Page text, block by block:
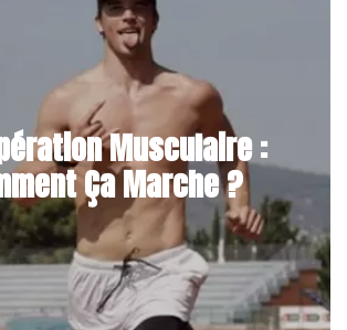
Musculaire :
Ça Marche ?